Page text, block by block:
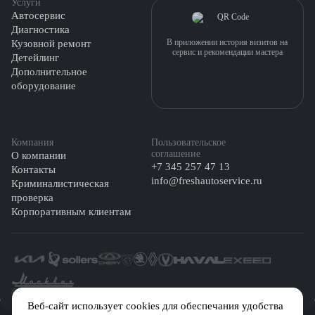
Веб-сайт использует cookies для обеспечания удобства
Услуги
Автосервис
Диагностика
Кузовной ремонт
Детейлинг
Дополнительное
оборудование
Компания
О компании
Контакты
Криминалистическая
проверка
Корпоративным клиентам
Пользовательское
соглашение
+7 345 257 47 13
info@freshautoservice.ru
В приложении история визитов на
сервис и рекомендации мастера
©️ 2026 Fresh Auto